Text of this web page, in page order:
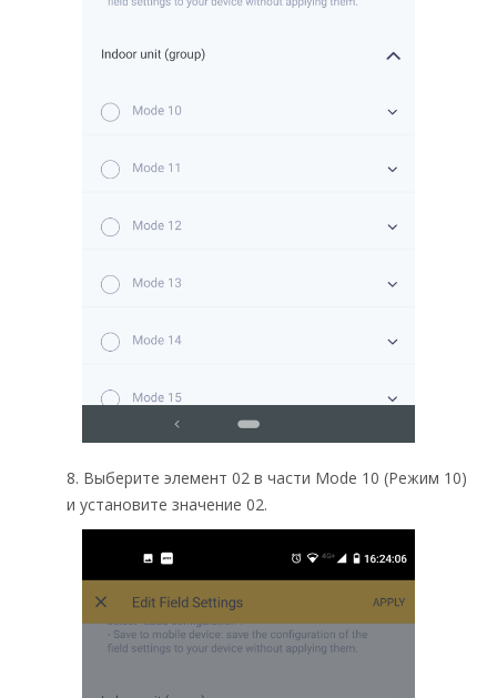
8. Выберите элемент 02 в части Mode 10 (Режим 10)
и установите значение 02.